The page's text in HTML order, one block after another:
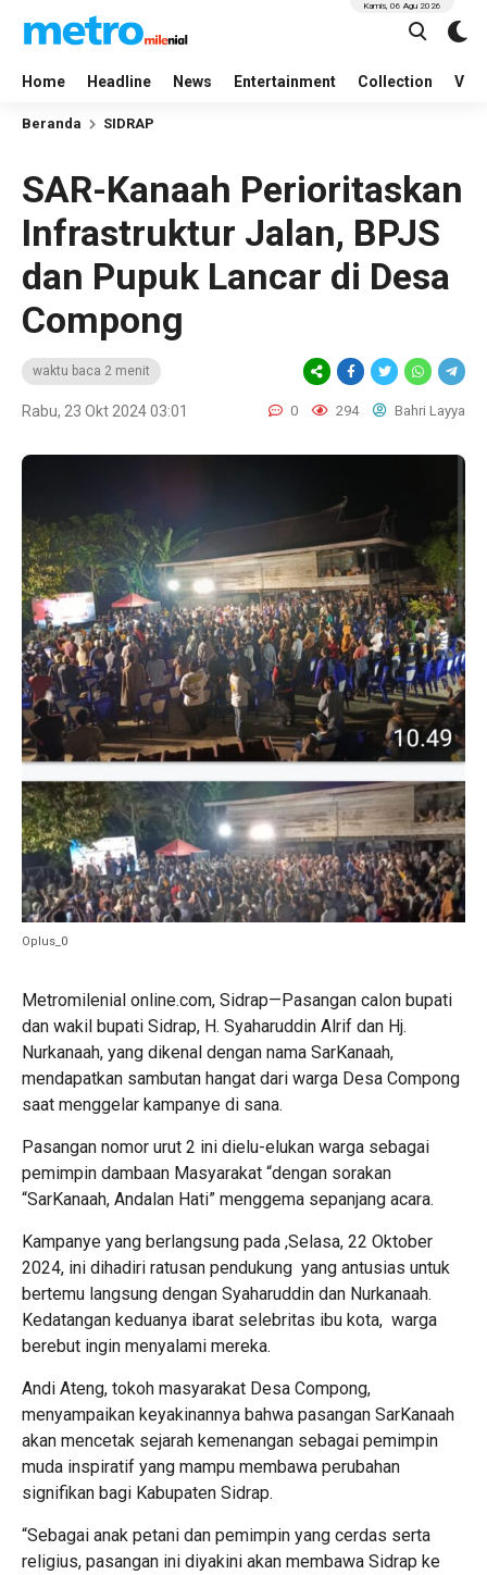
Home Headline News Entertainment Collection
Kamis, 06 Agu 2026
Beranda SIDRAP
SAR-Kanaah Perioritaskan
Infrastruktur Jalan, BPJS
dan Pupuk Lancar di Desa
Compong
waktu baca 2 menit
Rabu, 23 Okt 2024 03:01 0 294 Bahri Layya
Oplus_0
Metromilenial online.com, Sidrap—Pasangan calon bupati
dan wakil bupati Sidrap, H. Syaharuddin Alrif dan Hj.
Nurkanaah, yang dikenal dengan nama SarKanaah,
mendapatkan sambutan hangat dari warga Desa Compong
saat menggelar kampanye di sana.
Pasangan nomor urut 2 ini dielu-elukan warga sebagai
pemimpin dambaan Masyarakat “dengan sorakan
“SarKanaah, Andalan Hati” menggema sepanjang acara.
Kampanye yang berlangsung pada ,Selasa, 22 Oktober
2024, ini dihadiri ratusan pendukung yang antusias untuk
bertemu langsung dengan Syaharuddin dan Nurkanaah.
Kedatangan keduanya ibarat selebritas ibu kota, warga
berebut ingin menyalami mereka.
Andi Ateng, tokoh masyarakat Desa Compong,
menyampaikan keyakinannya bahwa pasangan SarKanaah
akan mencetak sejarah kemenangan sebagai pemimpin
muda inspiratif yang mampu membawa perubahan
signifikan bagi Kabupaten Sidrap.
“Sebagai anak petani dan pemimpin yang cerdas serta
religius, pasangan ini diyakini akan membawa Sidrap ke